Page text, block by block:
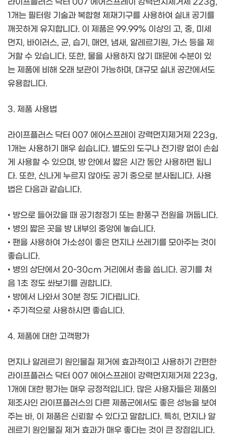
1개는 필터링 기술과 복합형 제재기구를 사용하여 실내 공기를
깨끗하게 유지합니다. 이 제품은 99.99% 이상의 고, 중, 미세
먼지, 바이러스, 균, 습기, 매연, 냄새, 알레르기원, 가스 등을 제
거할 수 있습니다. 또한, 물을 사용하지 않기 때문에 수분이 있
는 제품에 비해 오래 보관이 가능하며, 대규모 실내 공간에서도
유용합니다.
3. 제품 사용법
라이프플러스 닥터 007 에어스프레이 강력먼지제거제 223g,
1개는 사용하기 매우 쉽습니다. 별도의 도구나 전기량 없이 손쉽
게 사용할 수 있으며, 방 안에서 짧은 시간 동안 사용하면 됩니
다. 또한, 신나게 누르지 않아도 공기 중으로 분사됩니다. 사용
법은 다음과 같습니다.
• 방으로 들어갔을 때 공기청정기 또는 환풍구 전원을 꺼둡니다.
• 병의 짧은 곳을 방 내부의 중앙에 놓습니다.
• 팬을 사용하여 가소성이 좋은 먼지나 쓰레기를 모아주는 것이
좋습니다.
• 병의 상단에서 20-30cm 거리에서 총을 쏩니다. 공기를 처
음 1초 정도 쏴보기를 권합니다.
• 방에서 나와서 30분 정도 기다립니다.
• 주기적으로 사용하시면 좋습니다.
4. 제품에 대한 고객평가
먼지나 알레르기 원인물질 제거에 효과적이고 사용하기 간편한
라이프플러스 닥터 007 에어스프레이 강력먼지제거제 223g,
1개에 대한 평가는 매우 긍정적입니다. 많은 사용자들은 제품의
제조사인 라이프플러스의 다른 제품군에서도 좋은 성능을 보여
주는 바, 이 제품은 신뢰할 수 있다고 말합니다. 특히, 먼지나 알
레르기 원인물질 제거 효과가 매우 좋다는 것이 큰 장점입니다.